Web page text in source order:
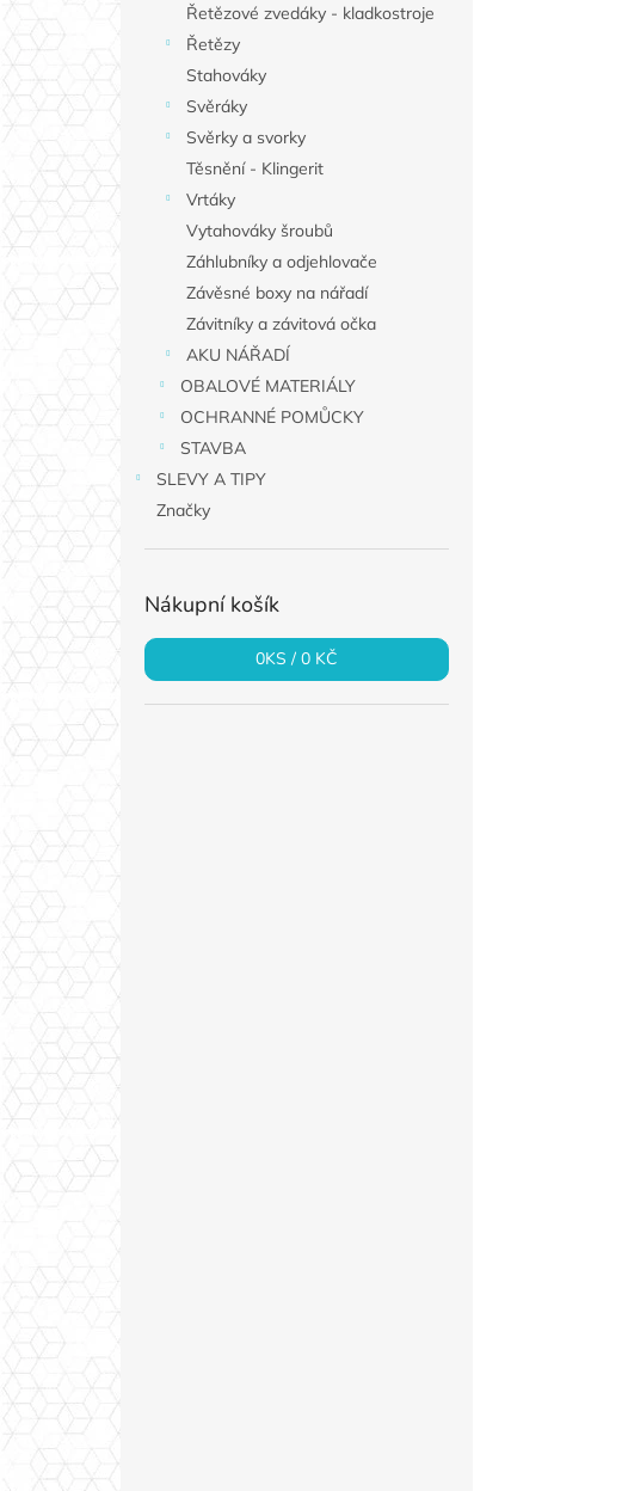
Řetězové zvedáky - kladkostroje
Řetězy
Stahováky
Svěráky
Svěrky a svorky
Těsnění - Klingerit
Vrtáky
Vytahováky šroubů
Záhlubníky a odjehlovače
Závěsné boxy na nářadí
Závitníky a závitová očka
AKU NÁŘADÍ
OBALOVÉ MATERIÁLY
OCHRANNÉ POMŮCKY
STAVBA
SLEVY A TIPY
Značky
Nákupní košík
0KS /0 KČ